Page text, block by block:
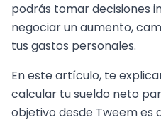
podrás tomar decisiones
negociar un aumento,
tus gastos personales.
En este artículo, te
calcular tu sueldo neto
objetivo desde Tweem es